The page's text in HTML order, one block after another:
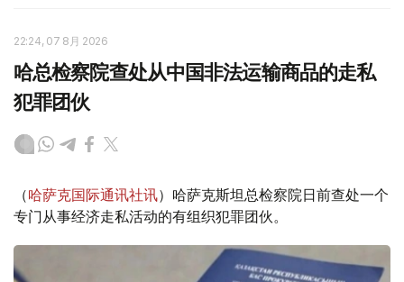
22:24, 07 8月 2026
哈总检察院查处从中国非法运输商品的走私
犯罪团伙
（哈萨克国际通讯社讯）哈萨克斯坦总检察院日前查处一个
专门从事经济走私活动的有组织犯罪团伙。